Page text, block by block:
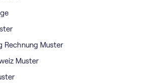
Rechnung Muster
Muster